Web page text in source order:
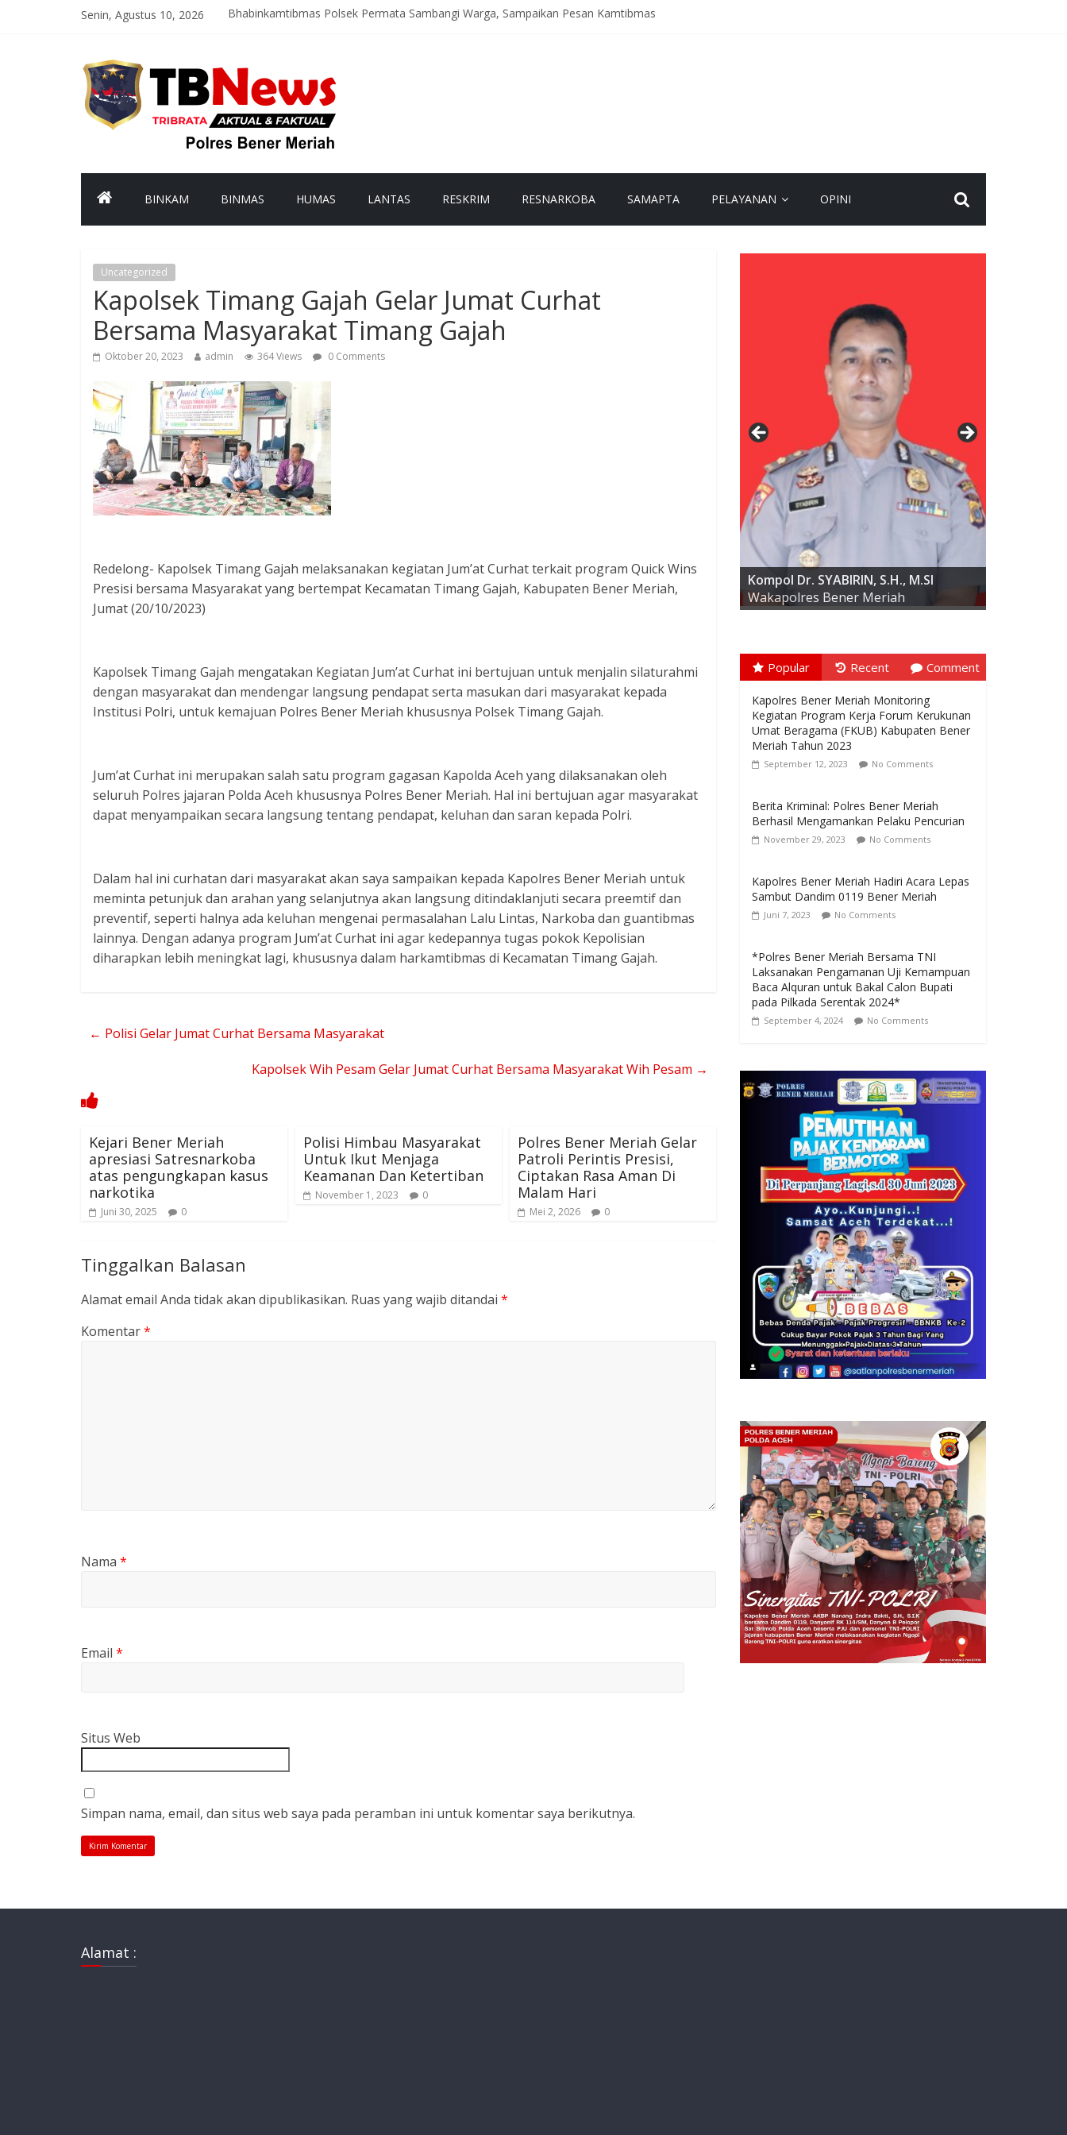
Senin, Agustus 10, 2026
Bhabinkamtibmas Polsek Permata Sambangi Warga, Sampaikan Pesan Kamtibmas
Bujang Beru Gayo 2026 Resmi Dinobatkan, Generasi Muda Jadi Garda Budaya Bener Meriah
Polres Bener Meriah Tingkatkan Patroli KRYD, Jaga Kamtibmas Tetap Kondusif
BINKAM BINMAS HUMAS LANTAS RESKRIM RESNARKOBA SAMAPTA PELAYANAN OPINI
Uncategorized
Kapolsek Timang Gajah Gelar Jumat Curhat
Bersama Masyarakat Timang Gajah
Oktober 20, 2023 admin 364 Views 0 Comments
Redelong- Kapolsek Timang Gajah melaksanakan kegiatan Jum’at Curhat terkait program Quick Wins
Presisi bersama Masyarakat yang bertempat Kecamatan Timang Gajah, Kabupaten Bener Meriah,
Jumat (20/10/2023)
Kapolsek Timang Gajah mengatakan Kegiatan Jum’at Curhat ini bertujuan untuk menjalin silaturahmi
dengan masyarakat dan mendengar langsung pendapat serta masukan dari masyarakat kepada
Institusi Polri, untuk kemajuan Polres Bener Meriah khususnya Polsek Timang Gajah.
Jum’at Curhat ini merupakan salah satu program gagasan Kapolda Aceh yang dilaksanakan oleh
seluruh Polres jajaran Polda Aceh khususnya Polres Bener Meriah. Hal ini bertujuan agar masyarakat
dapat menyampaikan secara langsung tentang pendapat, keluhan dan saran kepada Polri.
Dalam hal ini curhatan dari masyarakat akan saya sampaikan kepada Kapolres Bener Meriah untuk
meminta petunjuk dan arahan yang selanjutnya akan langsung ditindaklanjuti secara preemtif dan
preventif, seperti halnya ada keluhan mengenai permasalahan Lalu Lintas, Narkoba dan guantibmas
lainnya. Dengan adanya program Jum’at Curhat ini agar kedepannya tugas pokok Kepolisian
diharapkan lebih meningkat lagi, khususnya dalam harkamtibmas di Kecamatan Timang Gajah.
← Polisi Gelar Jumat Curhat Bersama Masyarakat
Kapolsek Wih Pesam Gelar Jumat Curhat Bersama Masyarakat Wih Pesam →
Kejari Bener Meriah
apresiasi Satresnarkoba
atas pengungkapan kasus
narkotika
Juni 30, 2025 0
Polisi Himbau Masyarakat
Untuk Ikut Menjaga
Keamanan Dan Ketertiban
November 1, 2023 0
Polres Bener Meriah Gelar
Patroli Perintis Presisi,
Ciptakan Rasa Aman Di
Malam Hari
Mei 2, 2026 0
Tinggalkan Balasan
Alamat email Anda tidak akan dipublikasikan. Ruas yang wajib ditandai *
Komentar*
Nama *
Email *
Situs Web
Simpan nama, email, dan situs web saya pada peramban ini untuk komentar saya berikutnya.
AKBP ARIS CAI DWI SUSANTO S.I.K.,
M.I.K
Kompol Dr. SYABIRIN, S.H., M.SI
Wakapolres Bener Meriah
Popular Recent Comment
Kapolres Bener Meriah Monitoring
Kegiatan Program Kerja Forum Kerukunan
Umat Beragama (FKUB) Kabupaten Bener
Meriah Tahun 2023
September 12, 2023 No Comments
Berita Kriminal: Polres Bener Meriah
Berhasil Mengamankan Pelaku Pencurian
November 29, 2023 No Comments
Kapolres Bener Meriah Hadiri Acara Lepas
Sambut Dandim 0119 Bener Meriah
Juni 7, 2023 No Comments
*Polres Bener Meriah Bersama TNI
Laksanakan Pengamanan Uji Kemampuan
Baca Alquran untuk Bakal Calon Bupati
pada Pilkada Serentak 2024*
September 4, 2024 No Comments
Alamat :